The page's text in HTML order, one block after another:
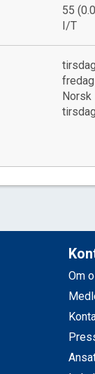
55
I/T
Norsk
Om